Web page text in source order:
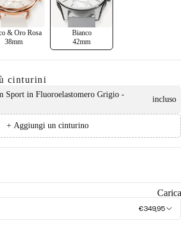
& Oro Rosa
38mm
Bianco
42mm
cinturini
Sport in Fluoroelastomero Grigio -
incluso
+ Aggiungi un cinturino
€349,95